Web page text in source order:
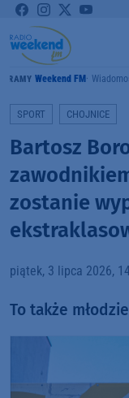
GRAMY Weekend FM
SPORT CHOJNICE
Bartosz
zostanie
piątek, 3 lipca 2026,
To także